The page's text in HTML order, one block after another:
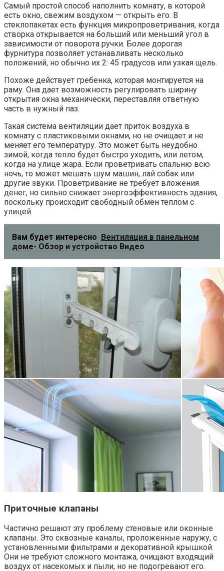
Самый простой способ наполнить комнату, в которой
есть окно, свежим воздухом — открыть его. В
стеклопакетах есть функция микропроветривания, когда
створка открывается на больший или меньший угол в
зависимости от поворота ручки. Более дорогая
фурнитура позволяет устанавливать несколько
положений, но обычно их 2: 45 градусов или узкая щель.
Похоже действует гребенка, которая монтируется на
раму. Она дает возможность регулировать ширину
открытия окна механически, переставляя ответную
часть в нужный паз.
Такая система вентиляции дает приток воздуха в
комнату с пластиковыми окнами, но не очищает и не
меняет его температуру. Это может быть неудобно
зимой, когда тепло будет быстро уходить, или летом,
когда на улице жара. Если проветривать спальню всю
ночь, то может мешать шум машин, лай собак или
другие звуки. Проветривание не требует вложения
денег, но сильно снижает энергоэффективность здания,
поскольку происходит свободный обмен теплом с
улицей.
Вам будет интересно Вентиляция в панельном
доме- Обзор и устройство Видео
Приточные клапаны
Частично решают эту проблему стеновые или оконные
клапаны. Это сквозные каналы, проложенные наружу, с
установленными фильтрами и декоративной крышкой.
Они не требуют сложного монтажа, очищают входящий
воздух от насекомых и пыли, но не подогревают его.